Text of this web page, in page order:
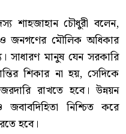
শাহজাহান চৌধুরী বলেন,
ও জনগণের মৌলিক অধিকার
সাধারণ মানুষ যেন সরকারি
শিকার না হয়, সেদিকে
রাখতে হবে। উন্নয়ন
জবাবদিহিতা নিশ্চিত করে
হবে।